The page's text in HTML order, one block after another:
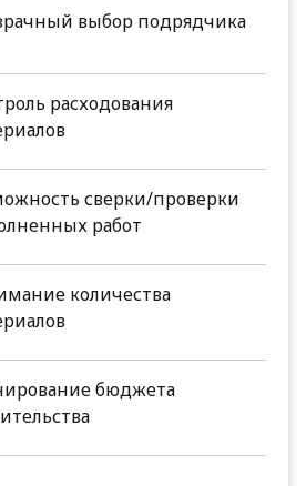
выбор подрядчика
расходования
сверки/проверки
работ
количества
бюджета